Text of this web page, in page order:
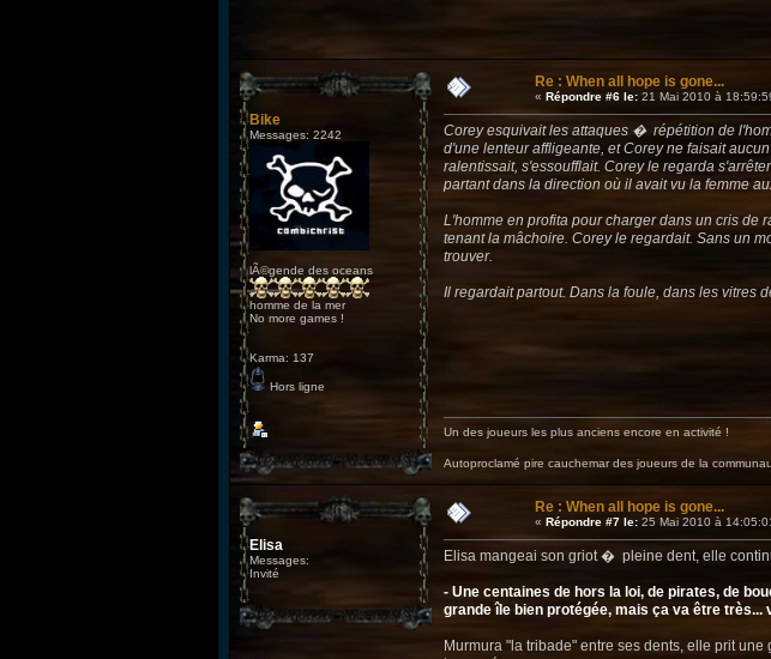
Bike
Messages: 2242
lÃ©gende des oceans
homme de la mer
No more games !
Karma: 137
Hors ligne
Re : When all hope is gone...
« Répondre #6 le: 21 Mai 2010 à
Corey esquivait les attaques � répétition de
d'une lenteur affligeante, et Corey ne faisait
ralentissait, s'essoufflait. Corey le regarda
partant dans la direction où il avait vu la femme
L'homme en profita pour charger dans un cris de
tenant la mâchoire. Corey le regardait. Sans un
trouver.
Il regardait partout. Dans la foule, dans les vitres
Un des joueurs les plus anciens encore en activité !
Autoproclamé pire cauchemar des joueurs de la
Elisa
Messages:
Invité
Re : When all hope is gone...
« Répondre #7 le: 25 Mai 2010 à
Elisa mangeai son griot � pleine dent, elle
- Une centaines de hors la loi, de pirates, de
grande île bien protégée, mais ça va être
Murmura "la tribade" entre ses dents, elle prit